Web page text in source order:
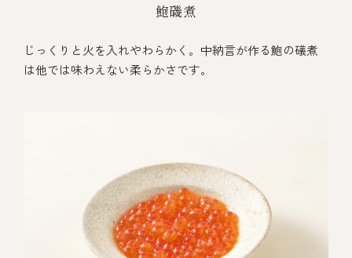
鮑磯煮
じっくりと火を入れやわらかく。中納言が作る鮑の礒煮
は他では味わえない柔らかさです。